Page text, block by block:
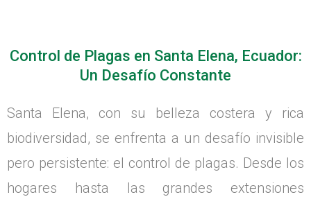
Control de Plagas en Santa Elena, Ecuador:
Un Desafío Constante
Santa Elena, con su belleza costera y rica
biodiversidad, se enfrenta a un desafío invisible
pero persistente: el control de plagas. Desde los
hogares hasta las grandes extensiones